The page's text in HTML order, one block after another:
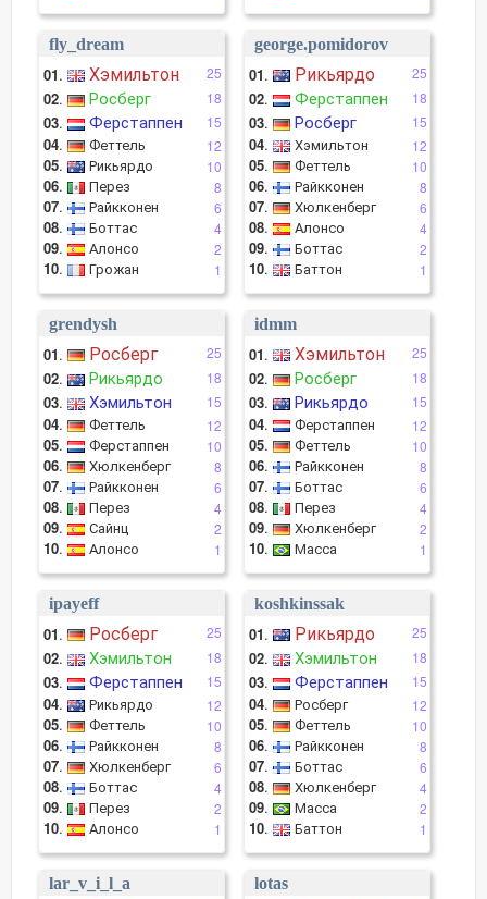
fly_dream
25
01. Хэмильтон
18
02. Росберг
15
03. Ферстаппен
12
04. Феттель
10
05. Рикьярдо
8
06. Перез
6
07. Райкконен
4
08. Боттас
2
09. Алонсо
1
10. Грожан
george.pomidorov
25
01. Рикьярдо
18
02. Ферстаппен
15
03. Росберг
12
04. Хэмильтон
10
05. Феттель
8
06. Райкконен
6
07. Хюлкенберг
4
08. Алонсо
2
09. Боттас
1
10. Баттон
grendysh
25
01. Росберг
18
02. Рикьярдо
15
03. Хэмильтон
12
04. Феттель
10
05. Ферстаппен
8
06. Хюлкенберг
6
07. Райкконен
4
08. Перез
2
09. Сайнц
1
10. Алонсо
idmm
25
01. Хэмильтон
18
02. Росберг
15
03. Рикьярдо
12
04. Ферстаппен
10
05. Феттель
8
06. Райкконен
6
07. Боттас
4
08. Перез
2
09. Хюлкенберг
1
10. Масса
ipayeff
25
01. Росберг
18
02. Хэмильтон
15
03. Ферстаппен
12
04. Рикьярдо
10
05. Феттель
8
06. Райкконен
6
07. Хюлкенберг
4
08. Боттас
2
09. Перез
1
10. Алонсо
koshkinssak
25
01. Рикьярдо
18
02. Хэмильтон
15
03. Ферстаппен
12
04. Росберг
10
05. Феттель
8
06. Райкконен
6
07. Боттас
4
08. Хюлкенберг
2
09. Масса
1
10. Баттон
lar_v_i_l_a
lotas